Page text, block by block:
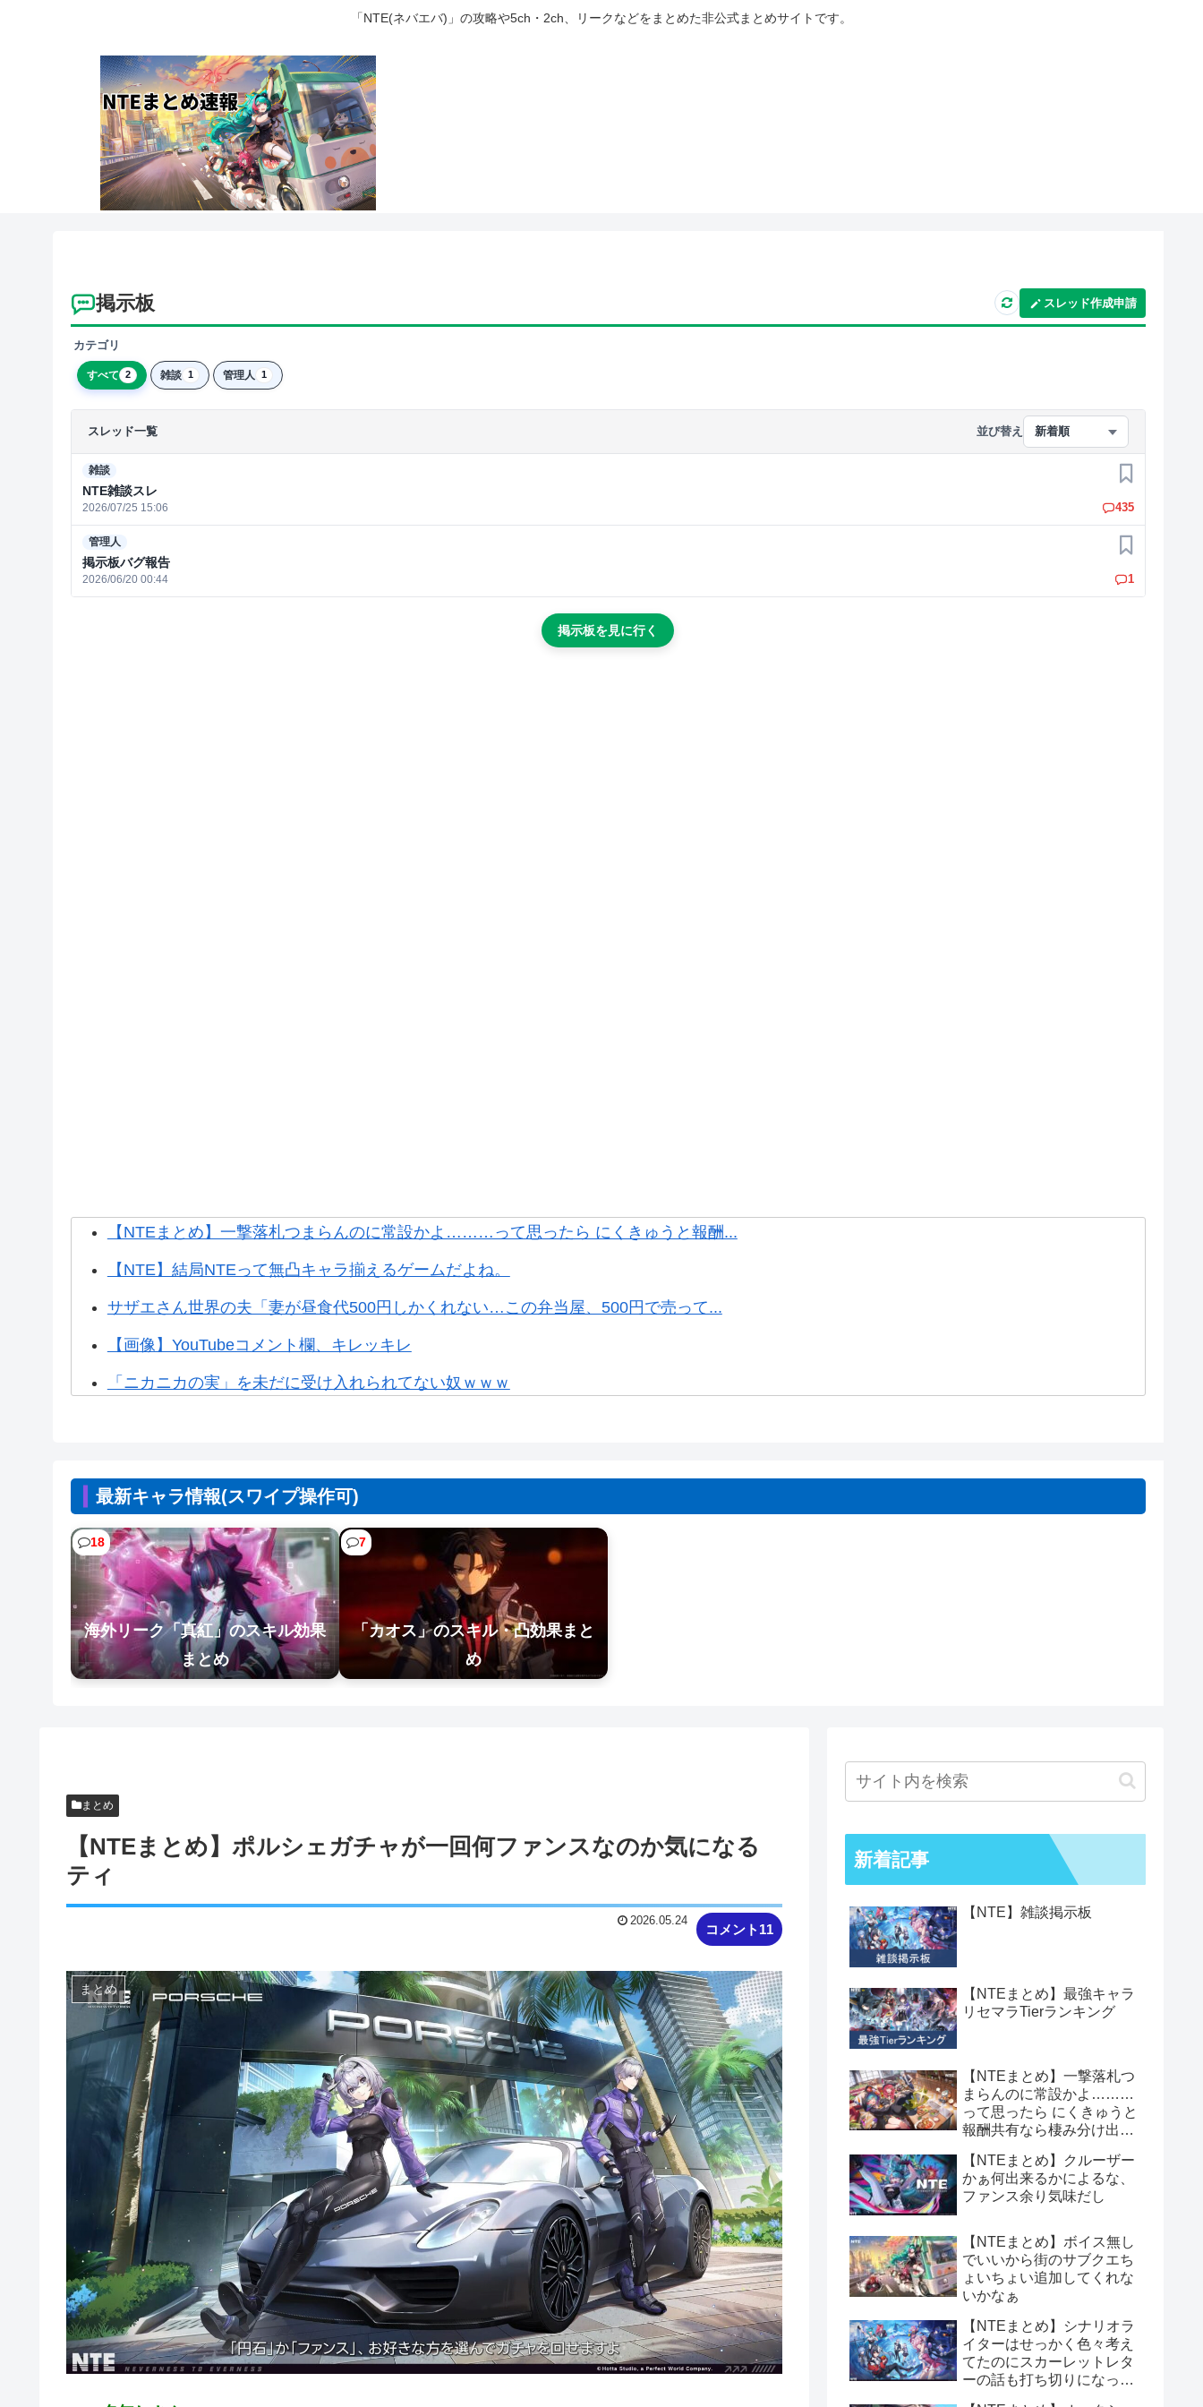
「NTE(ネバエバ)」の攻略や5ch・2ch、リークなどをまとめた非公式まとめサイトです。
掲示板 スレッド作成申請
カテゴリ
すべて 2 雑談 1 管理人 1
スレッド一覧 並び替え 新着順
雑談
NTE雑談スレ
2026/07/25 15:06
お気に入り
435
管理人
掲示板バグ報告
2026/06/20 00:44
お気に入り
1
掲示板を見に行く
【NTEまとめ】一撃落札つまらんのに常設かよ………って思ったら にくきゅうと報酬...
【NTE】結局NTEって無凸キャラ揃えるゲームだよね。
サザエさん世界の夫「妻が昼食代500円しかくれない…この弁当屋、500円で売って...
【画像】YouTubeコメント欄、キレッキレ
「ニカニカの実」を未だに受け入れられてない奴ｗｗｗ
【悲報】ボートでかっ飛ばしてたセレブ集団、ふっ飛ぶｗｗｗｗ
【悲報】30代女性「クソッ！特殊詐欺でお金取られた…」SNS「詐欺られたお金、取...
【朗報】Amazonプライムビデオ、8月の配信作品が異次元の凄さ！体感気温50度...
最新キャラ情報(スワイプ操作可)
18
海外リーク「真紅」のスキル効果
まとめ
7
「カオス」のスキル・凸効果まと
め
まとめ
【NTEまとめ】ポルシェガチャが一回何ファンスなのか気になる
ティ
コメント11
2026.05.24
まとめ
新着記事
【NTE】雑談掲示板
【NTEまとめ】最強キャラ
リセマラTierランキング
【NTEまとめ】一撃落札つ
まらんのに常設かよ………
って思ったら にくきゅうと
報酬共有なら棲み分け出来
【NTEまとめ】クルーザー
かぁ何出来るかによるな、
ファンス余り気味だし
【NTEまとめ】ボイス無し
でいいから街のサブクエち
ょいちょい追加してくれな
いかなぁ
【NTEまとめ】シナリオラ
イターはせっかく色々考え
てたのにスカーレットレタ
ーの話も打ち切りになって